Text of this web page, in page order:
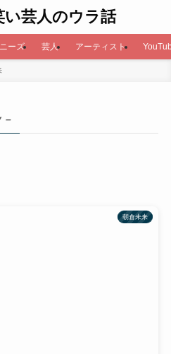
い芸人のウラ話
ーズ 芸人 アーティスト
–
朝倉未来